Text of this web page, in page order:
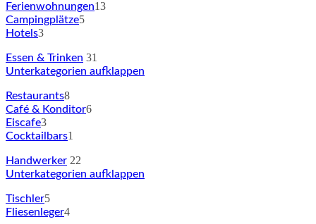
Ferienwohnungen13
Campingplätze5
Hotels3
Essen & Trinken 31
Unterkategorien aufklappen
Restaurants8
Café & Konditor6
Eiscafe3
Cocktailbars1
Handwerker 22
Unterkategorien aufklappen
Tischler5
Fliesenleger4